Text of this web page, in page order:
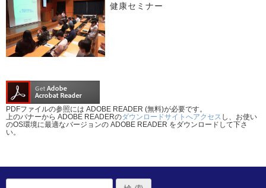
健康セミナー
PDFファイルの参照には ADOBE READER (無料)が必要です。
上のバナーから ADOBE READERのダウンロードサイトへアクセス し、お使い
のOS環境に最適なバージョンの ADOBE READER をダウンロードして下さ
い。